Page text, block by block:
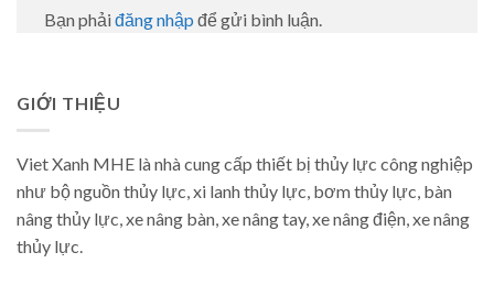
Bạn phải đăng nhập để gửi bình luận.
GIỚI THIỆU
Viet Xanh MHE là nhà cung cấp thiết bị thủy lực công nghiệp
như bộ nguồn thủy lực, xi lanh thủy lực, bơm thủy lực, bàn
nâng thủy lực, xe nâng bàn, xe nâng tay, xe nâng điện, xe nâng
thủy lực.